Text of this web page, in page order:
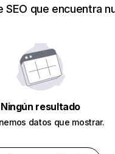
SEO que encuentra
Ningún resultado
datos que mostrar.